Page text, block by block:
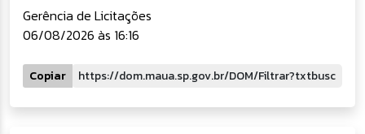
Gerência de Licitações
06/08/2026 às 16:16
Copiar